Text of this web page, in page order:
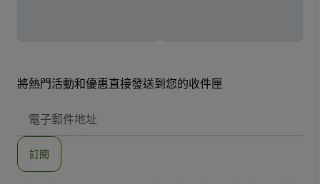
將熱門活動和優惠直接發送到您的收件匣
子
地
訂閱